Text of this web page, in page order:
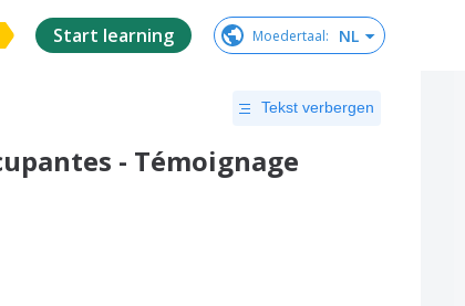
Start learning Moedertaal: NL
Tekst verbergen
- Témoignage